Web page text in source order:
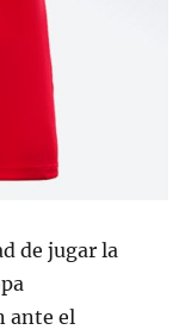
de jugar la
ante el